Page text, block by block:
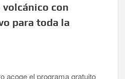
con
para toda la
acoge el programa gratuito